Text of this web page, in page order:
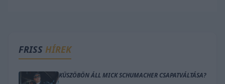
FRISS HÍREK
KÜSZÖBÖN ÁLL MICK SCHUMACHER CSAPATVÁLTÁSA?